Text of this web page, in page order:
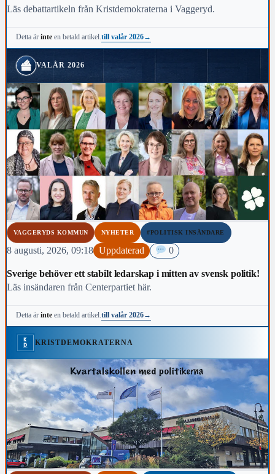
Läs debattartikeln från Kristdemokraterna i Vaggeryd.
Detta ärinte en betald artikel.till valår 2026→
VALÅR 2026
VAGGERYDS KOMMUN NYHETER #POLITISK INSÄNDARE
8 augusti, 2026, 09:18 Uppdaterad 0
Sverige behöver ett stabilt ledarskap i mitten av svensk politik!
Läs insändaren från Centerpartiet här.
Detta ärinte en betald artikel.till valår 2026→
KRISTDEMOKRATERNA